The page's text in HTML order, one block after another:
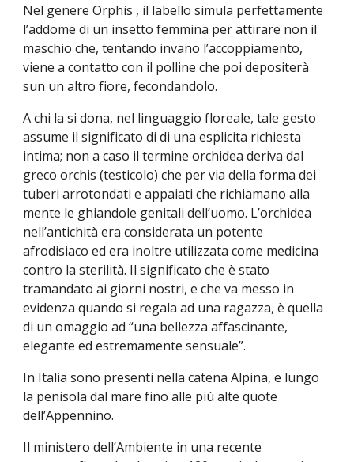
Nel genere Orphis , il labello simula perfettamente
l’addome di un insetto femmina per attirare non il
maschio che, tentando invano l’accoppiamento,
viene a contatto con il polline che poi depositerà
sun un altro fiore, fecondandolo.
A chi la si dona, nel linguaggio floreale, tale gesto
assume il significato di di una esplicita richiesta
intima; non a caso il termine orchidea deriva dal
greco orchis (testicolo) che per via della forma dei
tuberi arrotondati e appaiati che richiamano alla
mente le ghiandole genitali dell’uomo. L’orchidea
nell’antichità era considerata un potente
afrodisiaco ed era inoltre utilizzata come medicina
contro la sterilità. Il significato che è stato
tramandato ai giorni nostri, e che va messo in
evidenza quando si regala ad una ragazza, è quella
di un omaggio ad “una bellezza affascinante,
elegante ed estremamente sensuale”.
In Italia sono presenti nella catena Alpina, e lungo
la penisola dal mare fino alle più alte quote
dell’Appennino.
Il ministero dell’Ambiente in una recente